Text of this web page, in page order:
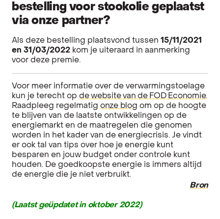
bestelling voor stookolie geplaatst
via onze partner?
Als deze bestelling plaatsvond tussen 15/11/2021
en 31/03/2022 kom je uiteraard in aanmerking
voor deze premie.
Voor meer informatie over de verwarmingstoelage
kun je terecht op de website van de FOD Economie.
Raadpleeg regelmatig onze blog om op de hoogte
te blijven van de laatste ontwikkelingen op de
energiemarkt en de maatregelen die genomen
worden in het kader van de energiecrisis. Je vindt
er ook tal van tips over hoe je energie kunt
besparen en jouw budget onder controle kunt
houden. De goedkoopste energie is immers altijd
de energie die je niet verbruikt.
Bron
(Laatst geüpdatet in oktober 2022)